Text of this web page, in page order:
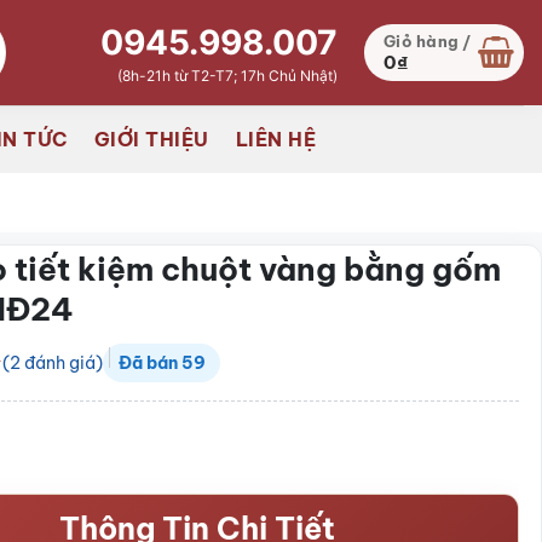
0945.998.007
(8h-21h từ T2-T7; 17h Chủ Nhật)
Giỏ hàng /
0₫
TỨC GIỚI THIỆU LIÊN HỆ
tiết kiệm chuột vàng bằng gốm
(2 đánh giá) Đã bán 59
Thông Tin Chi Tiết